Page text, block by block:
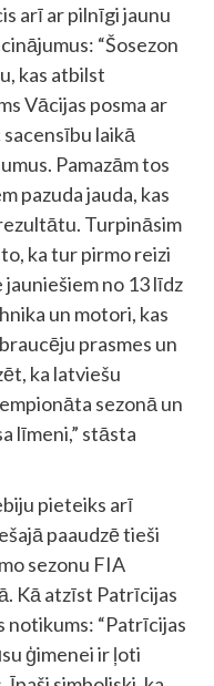
arī ar pilnīgi jaunu
“Šosezon
kas atbilst
Vācijas posma ar
laikā
Pamazām tos
pazuda jauda, kas
Turpināsim
ka tur pirmo reizi
no 13 līdz
un motori, kas
prasmes un
ka latviešu
sezonā un
līmeni,” stāsta
pieteiks arī
paaudzē tieši
sezonu FIA
Kā atzīst Patrīcijas
notikums: “Patrīcijas
ģimenei ir ļoti